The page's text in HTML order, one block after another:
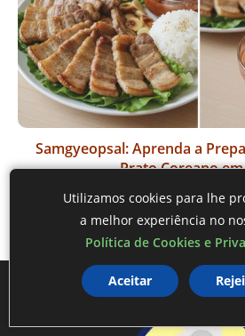
Samgyeopsal: Aprenda a
Prato Coreano em
Utilizamos cookies para lhe
a melhor experiência no
Política de Cookies e
Aceitar